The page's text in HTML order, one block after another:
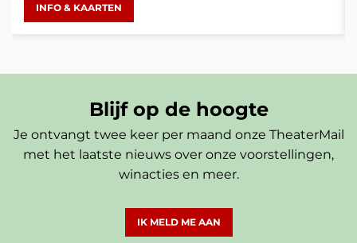
INFO & KAARTEN
Blijf op de hoogte
Je ontvangt twee keer per maand onze TheaterMail
met het laatste nieuws over onze voorstellingen,
winacties en meer.
IK MELD ME AAN